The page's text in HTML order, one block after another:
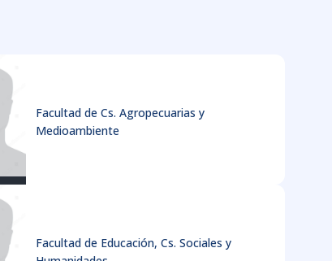
Facultad de Cs. Agropecuarias y
Medioambiente
Facultad de Educación, Cs. Sociales y